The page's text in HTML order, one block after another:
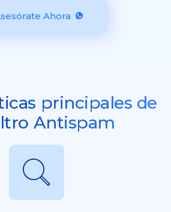
Ahora
principales de
Antispam